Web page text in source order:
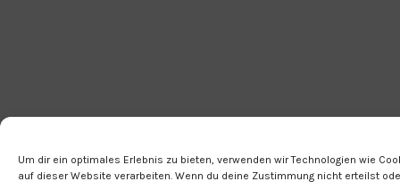
Um dir ein optimales Erlebnis zu bieten, verwenden wir Technologien wie
auf dieser Website verarbeiten. Wenn du deine Zustimmung nicht erteilst